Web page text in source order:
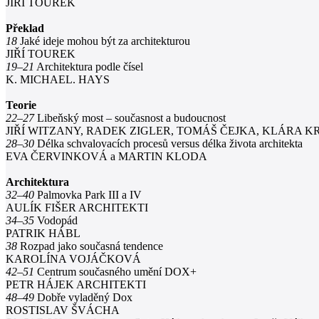
Překlad
18 Jaké ideje mohou být za architekturou
JIŘÍ TOUREK
19–21 Architektura podle čísel
K. MICHAEL. HAYS
Teorie
22–27Libeňský most – současnost a budoucnost
JIŘÍ WITZANY, RADEK ZIGLER, TOMÁŠ ČEJKA, KLÁRA
28–30 Délka schvalovacích procesů versus délka života architekta
EVA ČERVINKOVÁ a MARTIN KLODA
Architektura
32–40 Palmovka Park III a IV
AULÍK FIŠER ARCHITEKTI
34–35 Vodopád
PATRIK HÁBL
38 Rozpad jako současná tendence
KAROLÍNA VOJÁČKOVÁ
42–51 Centrum současného umění DOX+
PETR HÁJEK ARCHITEKTI
48–49 Dobře vyladěný Dox
ROSTISLAV ŠVÁCHA